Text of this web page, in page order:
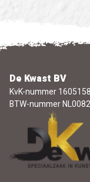
De Kwast BV
KvK-nummer
BTW-nummer